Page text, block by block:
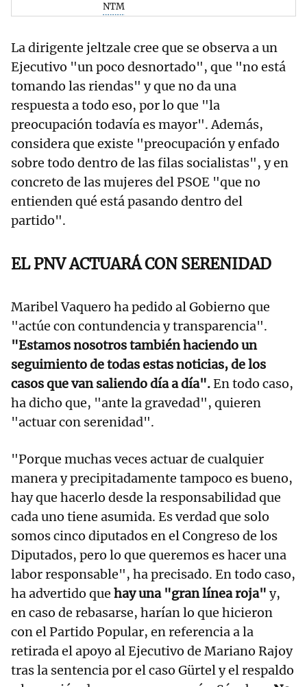
NTM
La dirigente jeltzale cree que se observa a un
Ejecutivo "un poco desnortado", que "no está
tomando las riendas" y que no da una
respuesta a todo eso, por lo que "la
preocupación todavía es mayor". Además,
considera que existe "preocupación y enfado
sobre todo dentro de las filas socialistas", y en
concreto de las mujeres del PSOE "que no
entienden qué está pasando dentro del
partido".
EL PNV ACTUARÁ CON SERENIDAD
Maribel Vaquero ha pedido al Gobierno que
"actúe con contundencia y transparencia".
"Estamos nosotros también haciendo un
seguimiento de todas estas noticias, de los
casos que van saliendo día a día".En todo caso,
ha dicho que, "ante la gravedad", quieren
"actuar con serenidad".
"Porque muchas veces actuar de cualquier
manera y precipitadamente tampoco es bueno,
hay que hacerlo desde la responsabilidad que
cada uno tiene asumida. Es verdad que solo
somos cinco diputados en el Congreso de los
Diputados, pero lo que queremos es hacer una
labor responsable", ha precisado. En todo caso,
ha advertido que hay una "gran línea roja" y,
en caso de rebasarse, harían lo que hicieron
con el Partido Popular, en referencia a la
retirada el apoyo al Ejecutivo de Mariano Rajoy
tras la sentencia por el caso Gürtel y el respaldo